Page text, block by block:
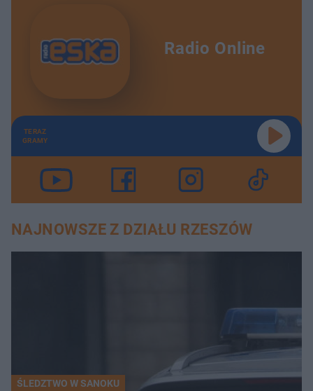
Radio Online
TERAZ
GRAMY
NAJNOWSZE Z DZIAŁU RZESZÓW
ŚLEDZTWO W SANOKU